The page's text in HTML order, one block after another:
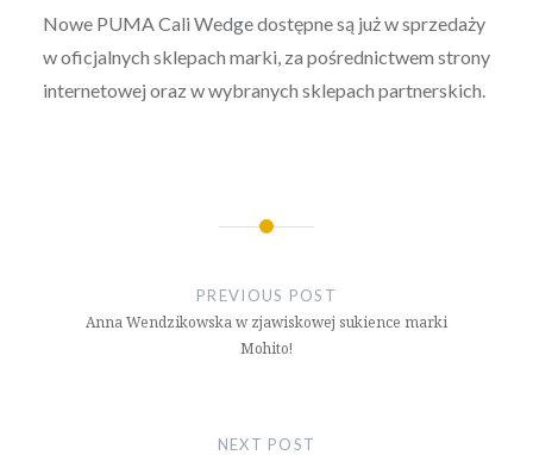
Nowe PUMA Cali Wedge dostępne są już w sprzedaży
w oficjalnych sklepach marki, za pośrednictwem strony
internetowej oraz w wybranych sklepach partnerskich.
PREVIOUS POST
Anna Wendzikowska w zjawiskowej sukience marki
Mohito!
NEXT POST